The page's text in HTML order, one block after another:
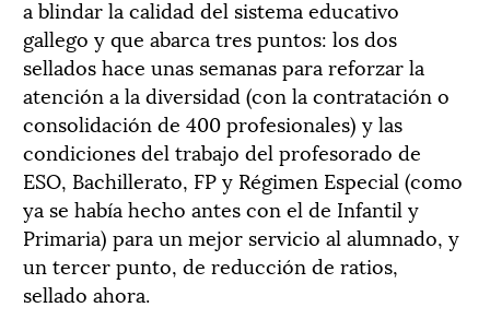
a blindar la calidad del sistema educativo
gallego y que abarca tres puntos: los dos
sellados hace unas semanas para reforzar la
atención a la diversidad (con la contratación o
consolidación de 400 profesionales) y las
condiciones del trabajo del profesorado de
ESO, Bachillerato, FP y Régimen Especial (como
ya se había hecho antes con el de Infantil y
Primaria) para un mejor servicio al alumnado, y
un tercer punto, de reducción de ratios,
sellado ahora.